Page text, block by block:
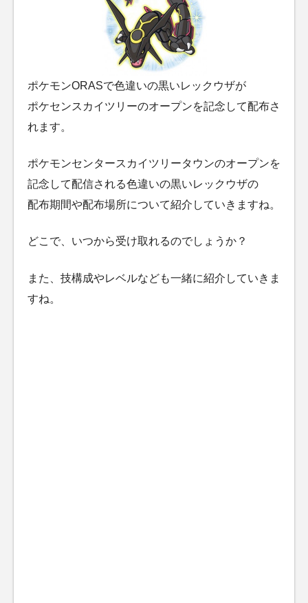
ポケモンORASで色違いの黒いレックウザが
ポケセンスカイツリーのオープンを記念して配布さ
れます。
ポケモンセンタースカイツリータウンのオープンを
記念して配信される色違いの黒いレックウザの
配布期間や配布場所について紹介していきますね。
どこで、いつから受け取れるのでしょうか？
また、技構成やレベルなども一緒に紹介していきま
すね。